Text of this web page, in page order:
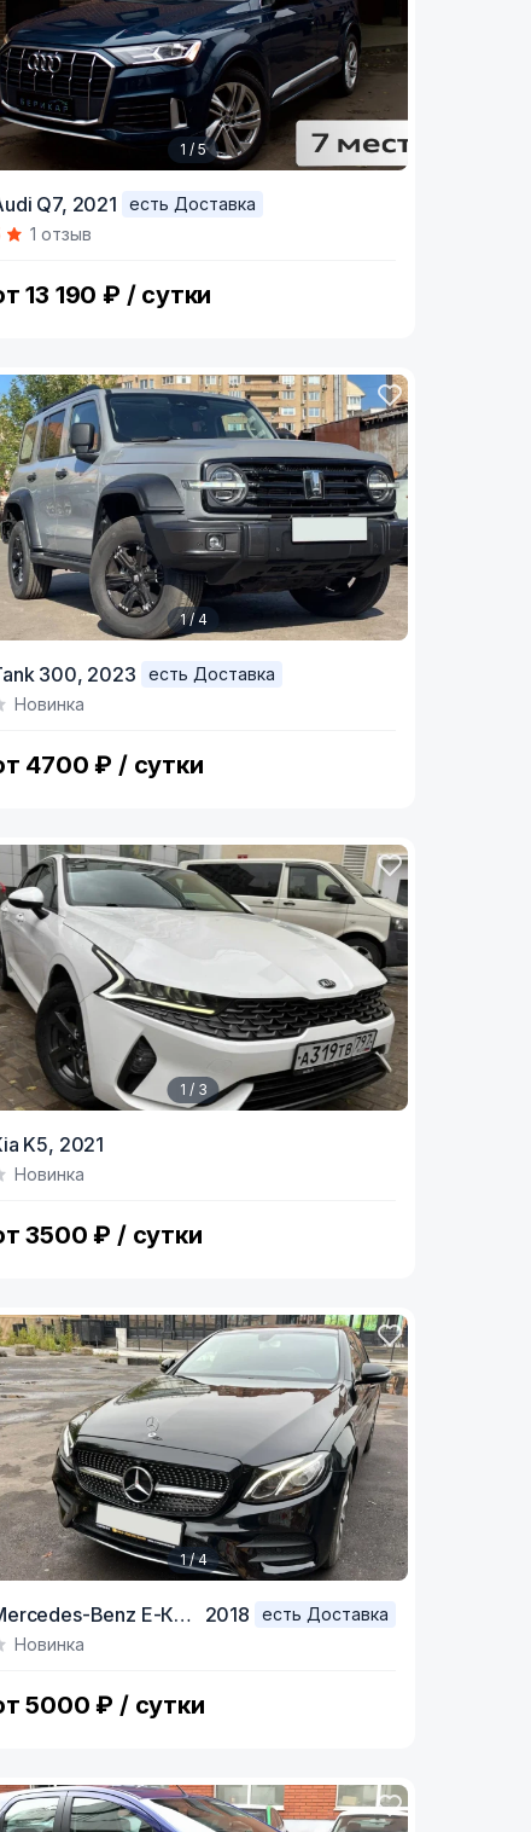
1 / 5
Q7, 2021
есть Доставка
1 отзыв
13 190 ₽ / сутки
1 / 4
300, 2023
есть Доставка
Новинка
4700 ₽ / сутки
1 / 3
K5, 2021
Новинка
3500 ₽ / сутки
1 / 4
Mercedes-Benz E-Класс, 2018
есть Доставка
Новинка
5000 ₽ / сутки